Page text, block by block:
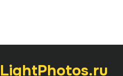
LightPhotos.ru